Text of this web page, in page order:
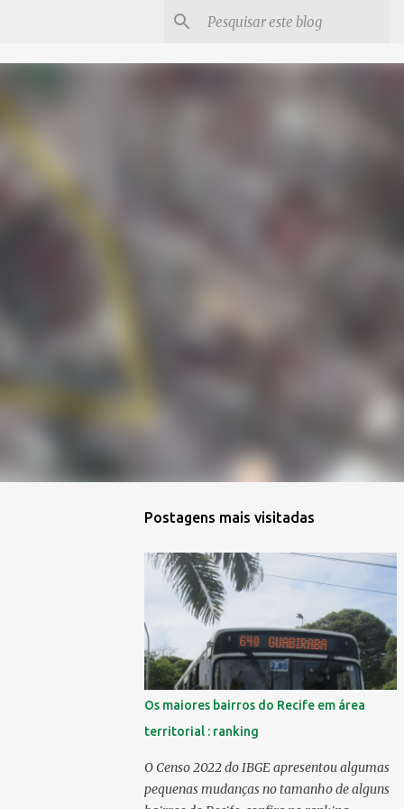
Postagens mais visitadas
Os maiores bairros do Recife em área
territorial : ranking
O Censo 2022 do IBGE apresentou algumas
pequenas mudanças no tamanho de alguns